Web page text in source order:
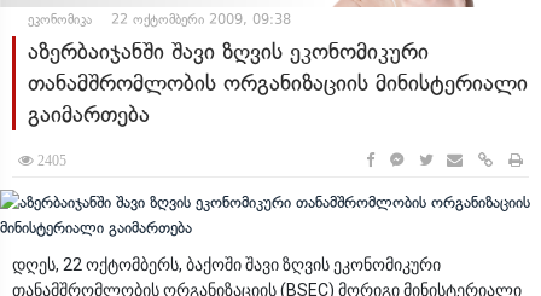
ეკონომიკა 22 ოქტომბერი 2009, 09:38
აზერბაიჯანში შავი ზღვის ეკონომიკური
თანამშრომლობის ორგანიზაციის მინისტერიალი
გაიმართება
2405
დღეს, 22 ოქტომბერს, ბაქოში შავი ზღვის ეკონომიკური
თანამშრომლობის ორგანიზაციის (BSEС) მორიგი მინისტერიალი